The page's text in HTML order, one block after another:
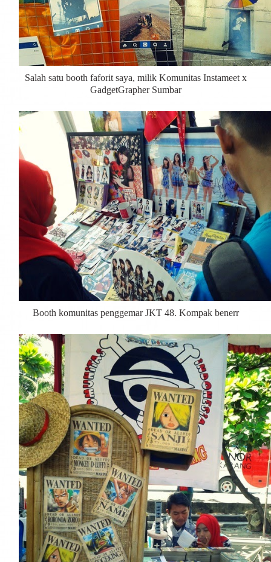
Salah satu booth faforit saya, milik Komunitas Instameet x
GadgetGrapher Sumbar
Booth komunitas penggemar JKT 48. Kompak benerr